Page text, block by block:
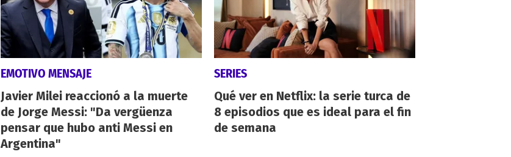
EMOTIVO MENSAJE
Javier Milei reaccionó a la muerte
de Jorge Messi: "Da vergüenza
pensar que hubo anti Messi en
Argentina"
SERIES
Qué ver en Netflix: la serie turca de
8 episodios que es ideal para el fin
de semana